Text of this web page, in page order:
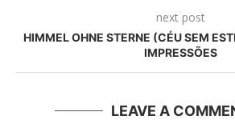
next post
HIMMEL OHNE STERNE (CÉU SEM
IMPRESSÕES
LEAVE A